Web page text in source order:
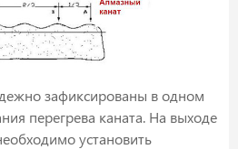
зафиксированы в одном
перегрева каната. На выходе
установить